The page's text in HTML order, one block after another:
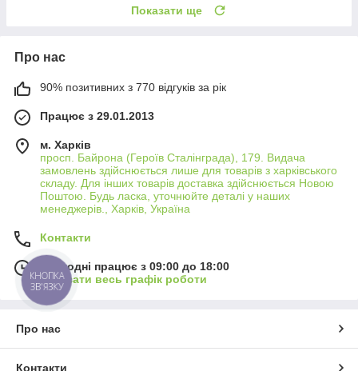
Показати ще
Про нас
90% позитивних з 770 відгуків за рік
Працює з 29.01.2013
м. Харків
просп. Байрона (Героїв Сталінграда), 179. Видача
замовлень здійснюється лише для товарів з харківського
складу. Для інших товарів доставка здійснюється Новою
Поштою. Будь ласка, уточнюйте деталі у наших
менеджерів., Харків, Україна
Контакти
Сьогодні працює з 09:00 до 18:00
Показати весь графік роботи
Про нас
Контакти
КНОПКА
ЗВ'ЯЗКУ